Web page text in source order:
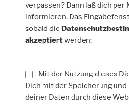
verpassen? Dann laß dich per
informieren. Das
sobald die
akzeptiertwerden:
Mit der Nutzung dieses
Dich mit der Speicherung
deiner Daten durch diese